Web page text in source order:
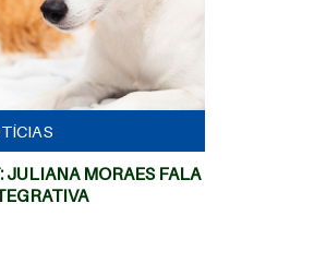
JULIANA MORAES FALA